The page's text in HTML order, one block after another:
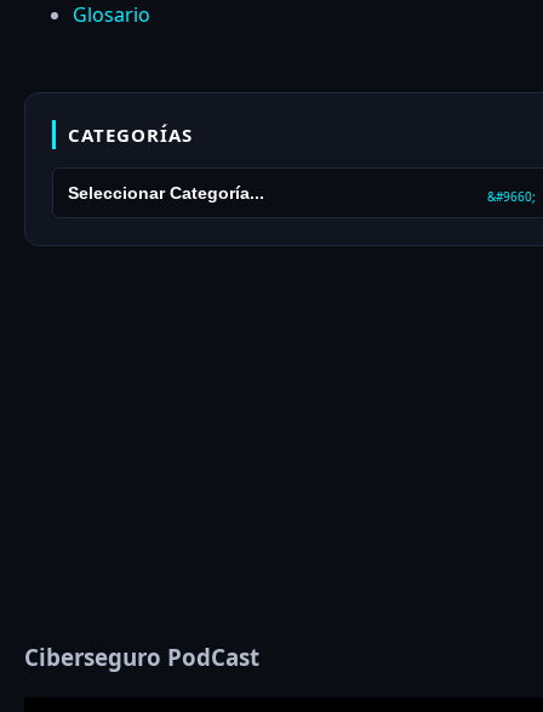
Glosario
CATEGORÍAS
Ciberseguro PodCast